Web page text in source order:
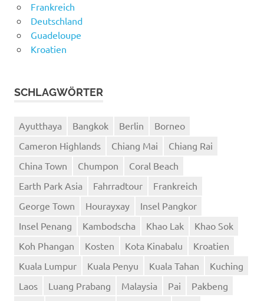
Frankreich
Deutschland
Guadeloupe
Kroatien
SCHLAGWÖRTER
Ayutthaya Bangkok Berlin
Borneo
Cameron Highlands
Chiang Mai
Chiang Rai
China Town
Chumpon
Coral Beach
Earth Park Asia
Fahrradtour
Frankreich
George Town
Hourayxay
Insel Pangkor
Insel Penang
Kambodscha Khao Lak
Khao Sok
Koh Phangan
Kosten Kota Kinabalu
Kroatien
Kuala Lumpur
Kuala Penyu Kuala Tahan
Kuching
Laos
Luang Prabang Malaysia Pai
Pakbeng